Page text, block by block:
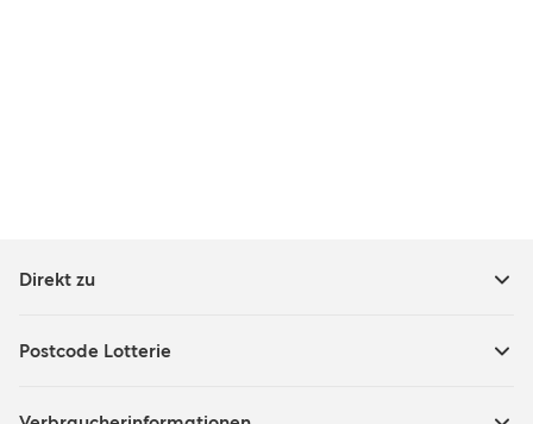
Direkt zu
Postcode Lotterie